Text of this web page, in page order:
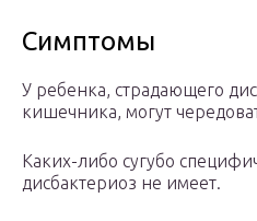
Симптомы
У ребенка, страдающего
кишечника, могут
Каких-либо сугубо
дисбактериоз не имеет.